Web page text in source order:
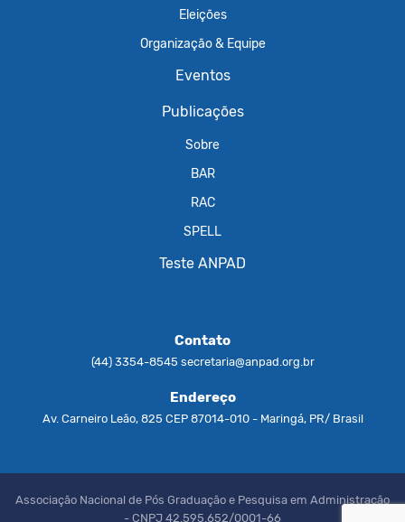
Eleições
Organização & Equipe
Eventos
Publicações
Sobre
BAR
RAC
SPELL
Teste ANPAD
Contato
(44) 3354-8545 secretaria@anpad.org.br
Endereço
Av. Carneiro Leão, 825 CEP 87014-010 - Maringá, PR/ Brasil
Associação Nacional de Pós Graduação e Pesquisa em Administração
- CNPJ 42.595.652/0001-66